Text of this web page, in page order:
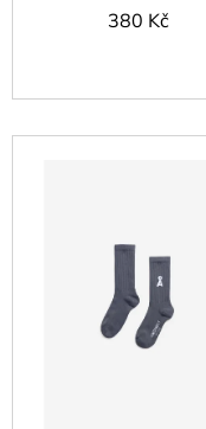
380 Kč